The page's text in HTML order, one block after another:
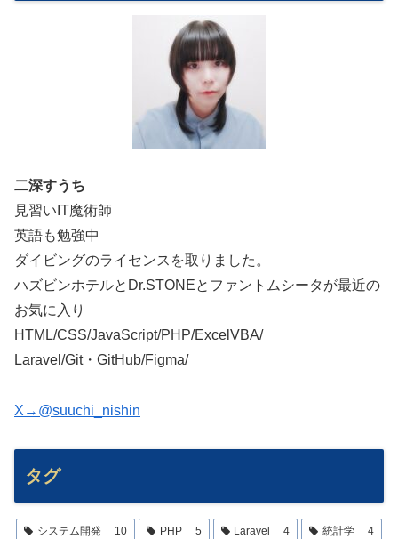
二深すうち
見習いIT魔術師
英語も勉強中
ダイビングのライセンスを取りました。
ハズビンホテルとDr.STONEとファントムシータが最近の
お気に入り
HTML/CSS/JavaScript/PHP/ExcelVBA/
Laravel/Git・GitHub/Figma/
X→@suuchi_nishin
タグ
システム開発 10 PHP 5 Laravel 4 統計学 4